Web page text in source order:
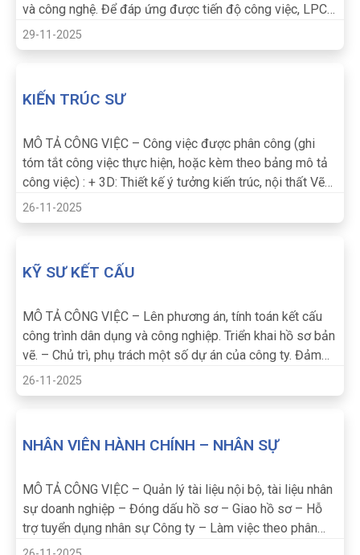
và công nghệ. Để đáp ứng được tiến độ công việc, LPC
mong muốn chào đón các thành viên ở các vị trị sau:
29-11-2025
KIẾN TRÚC SƯ
MÔ TẢ CÔNG VIỆC – Công việc được phân công (ghi
tóm tắt công việc thực hiện, hoặc kèm theo bảng mô tả
công việc) : + 3D: Thiết kế ý tưởng kiến trúc, nội thất Vẽ
phối cảnh – thiết kế ý tưởng + Kỹ thuật: Triển khai hồ sơ
thiết kế kỹ thuật. Phối hợp với các bộ môn liên quan
liên kết, nhà thầu của dự án Hỗ trợ lãnh đạo cấp trên
trong việc điều hành, quản lý công việc triển khai thiết kế
bảng mô tả công việc): Giám sát thi công
26-11-2025
KỸ SƯ KẾT CẤU
MÔ TẢ CÔNG VIỆC – Lên phương án, tính toán kết cấu
công trình dân dụng và công nghiệp. Triển khai hồ sơ bản
vẽ. – Chủ trì, phụ trách một số dự án của công ty. Đảm
bảo chất lượng tiến độ theo yêu cầu của khách hàng. –
Tuân thủ hệ thống chất lượng, ISO của công ty – Hoàn
26-11-2025
NHÂN VIÊN HÀNH CHÍNH – NHÂN SỰ
MÔ TẢ CÔNG VIỆC – Quản lý tài liệu nội bộ, tài liệu nhân
sự doanh nghiệp – Đóng dấu hồ sơ – Giao hồ sơ – Hỗ
trợ tuyển dụng nhân sự Công ty – Làm việc theo phân
công và chỉ đạo của trưởng bộ phận